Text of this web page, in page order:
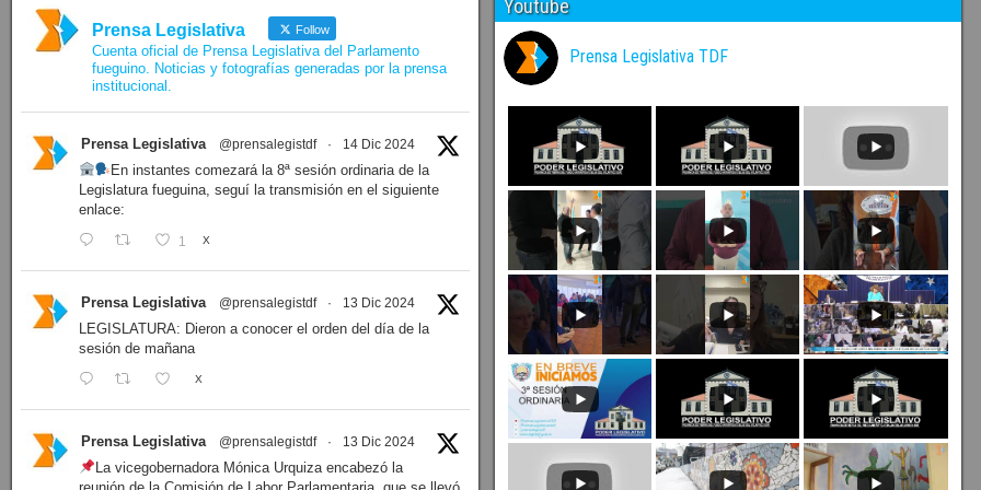
Prensa Legislativa Follow
Cuenta oficial de Prensa Legislativa del Parlamento
fueguino. Noticias y fotografías generadas por la prensa
institucional.
Prensa Legislativa @prensalegistdf · 14 Dic 2024
En instantes comezará la 8ª sesión ordinaria de la
Legislatura fueguina, seguí la transmisión en el siguiente
enlace:
1 X
Prensa Legislativa @prensalegistdf · 13 Dic 2024
LEGISLATURA: Dieron a conocer el orden del día de la
sesión de mañana
X
Prensa Legislativa @prensalegistdf · 13 Dic 2024
La vicegobernadora Mónica Urquiza encabezó la
Youtube
Prensa Legislativa TDF